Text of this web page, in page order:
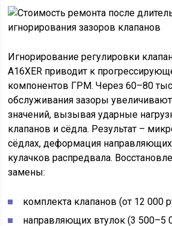
Игнорирование регулировки
A16XER приводит к
компонентов ГРМ. Через 60–80
обслуживания зазоры
значений, вызывая ударные
клапанов и сёдла. Результат –
сёдлах, деформация направляющих
кулачков распредвала.
замены:
комплекта клапанов (от 12 000
направляющих втулок (3 500–5